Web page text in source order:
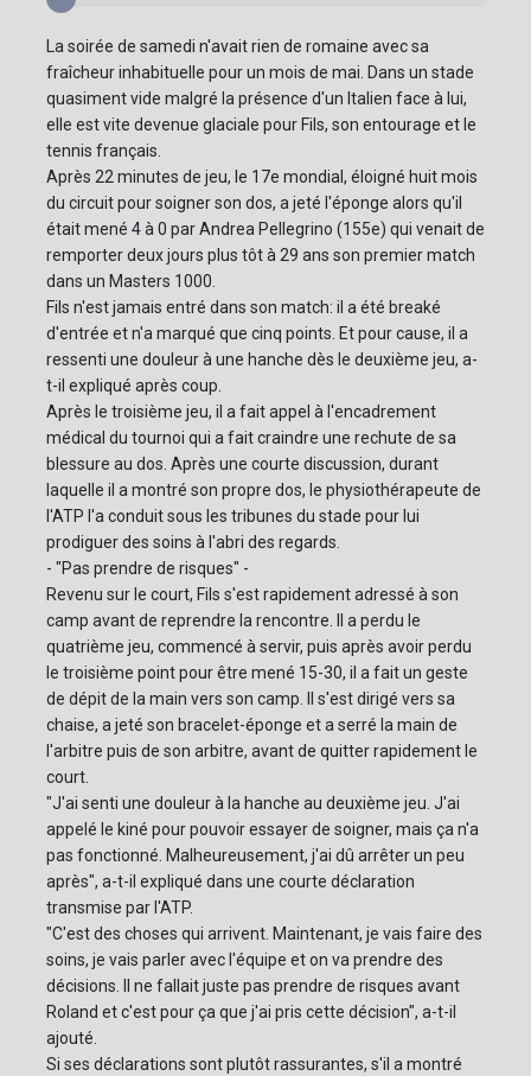
La soirée de samedi n'avait rien de romaine avec sa
fraîcheur inhabituelle pour un mois de mai. Dans un stade
quasiment vide malgré la présence d'un Italien face à lui,
elle est vite devenue glaciale pour Fils, son entourage et le
tennis français.
Après 22 minutes de jeu, le 17e mondial, éloigné huit mois
du circuit pour soigner son dos, a jeté l'éponge alors qu'il
était mené 4 à 0 par Andrea Pellegrino (155e) qui venait de
remporter deux jours plus tôt à 29 ans son premier match
dans un Masters 1000.
Fils n'est jamais entré dans son match: il a été breaké
d'entrée et n'a marqué que cinq points. Et pour cause, il a
ressenti une douleur à une hanche dès le deuxième jeu, a-
t-il expliqué après coup.
Après le troisième jeu, il a fait appel à l'encadrement
médical du tournoi qui a fait craindre une rechute de sa
blessure au dos. Après une courte discussion, durant
laquelle il a montré son propre dos, le physiothérapeute de
l'ATP l'a conduit sous les tribunes du stade pour lui
prodiguer des soins à l'abri des regards.
- "Pas prendre de risques" -
Revenu sur le court, Fils s'est rapidement adressé à son
camp avant de reprendre la rencontre. Il a perdu le
quatrième jeu, commencé à servir, puis après avoir perdu
le troisième point pour être mené 15-30, il a fait un geste
de dépit de la main vers son camp. Il s'est dirigé vers sa
chaise, a jeté son bracelet-éponge et a serré la main de
l'arbitre puis de son arbitre, avant de quitter rapidement le
court.
"J'ai senti une douleur à la hanche au deuxième jeu. J'ai
appelé le kiné pour pouvoir essayer de soigner, mais ça n'a
pas fonctionné. Malheureusement, j'ai dû arrêter un peu
après", a-t-il expliqué dans une courte déclaration
transmise par l'ATP.
"C'est des choses qui arrivent. Maintenant, je vais faire des
soins, je vais parler avec l'équipe et on va prendre des
décisions. Il ne fallait juste pas prendre de risques avant
Roland et c'est pour ça que j'ai pris cette décision", a-t-il
ajouté.
Si ses déclarations sont plutôt rassurantes, s'il a montré